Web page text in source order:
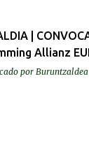
|
Allianz
por